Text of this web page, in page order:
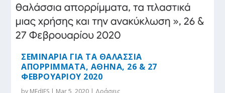
ΣΕΜΙΝΑΡΙΑ ΓΙΑ ΤΑ ΘΑΛΑΣΣΙΑ
ΑΠΟΡΡΙΜΜΑΤΑ, ΑΘΗΝΑ, 26 & 27
ΦΕΒΡΟΥΑΡΙΟΥ 2020
by MEdIES | Mar 5, 2020 | Δράσεις